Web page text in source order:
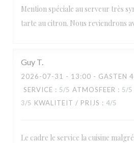
Mention spéciale au serveur très
tarte au citron. Nous reviendrons
Guy T
2026-07-31 - 13:00 - GASTEN 4
SERVICE : 5/5 ATMOSFEER : 5/5
3/5 KWALITEIT / PRIJS : 4/5
Le cadre le service la cuisine